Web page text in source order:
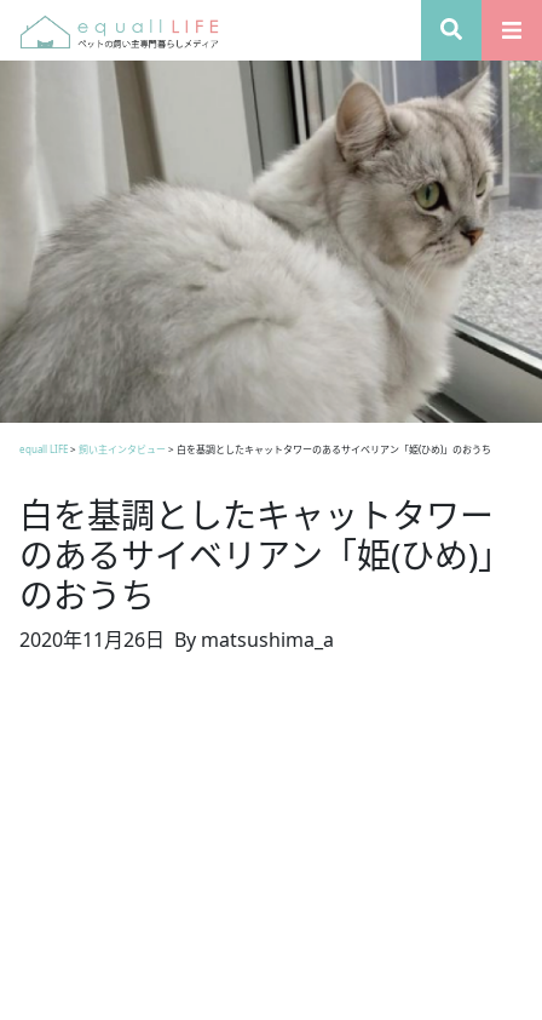
equall LIFE> 飼い主インタビュー > 白を基調としたキャットタワーのあるサイベリアン「姫(ひめ)」のおうち
白を基調としたキャットタワー
のあるサイベリアン「姫(ひめ)」
のおうち
2020年11月26日 By matsushima_a